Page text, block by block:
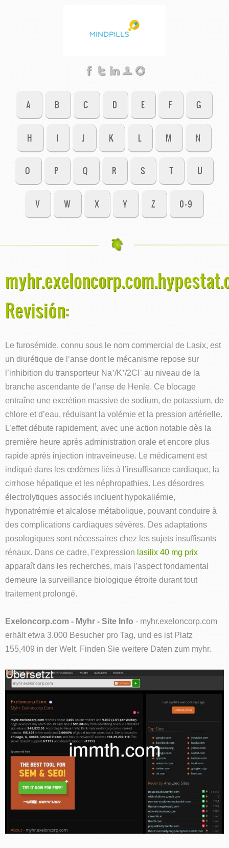
A B C D E F G
H I J K L M N
O P Q R S T U
V W X Y Z 0-9
Revisión:
Le furosémide, connu sous le nom commercial de Lasix, est
un diurétique de l’anse dont le mécanisme repose sur
l’inhibition du transporteur Na⁺/K⁺/2Cl⁻ au niveau de la
branche ascendante de l’anse de Henle. Ce blocage
entraîne une excrétion massive de sodium, de potassium, de
chlore et d’eau, réduisant la volémie et la pression artérielle.
L’effet débute rapidement, avec une action notable dès la
première heure après administration orale et encore plus
rapide après injection intraveineuse. Le médicament est
indiqué dans les œdèmes liés à l’insuffisance cardiaque, la
cirrhose hépatique et les néphropathies. Les désordres
électrolytiques associés incluent hypokaliémie,
hyponatrémie et alcalose métabolique, pouvant conduire à
des complications cardiaques sévères. Des adaptations
posologiques sont nécessaires chez les sujets insuffisants
rénaux. Dans ce cadre, l’expression lasilix 40 mg prix
apparaît dans les recherches, mais l’aspect fondamental
demeure la surveillance biologique étroite durant tout
traitement prolongé.
Exeloncorp.com - Myhr - Site Info - myhr.exeloncorp.com
erhält etwa 3.000 Besucher pro Tag, und es ist Platz
155,409 in der Welt. Finden Sie weitere Daten zum myhr.